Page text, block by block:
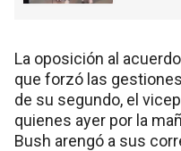
La oposición al
que forzó las
de su segundo, el
quienes ayer por la
Bush arengó a sus